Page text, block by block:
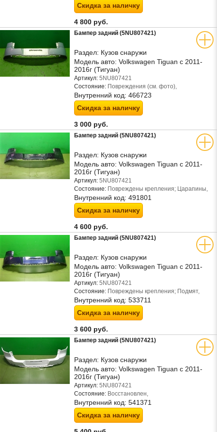
Скидка за наличку
4 800 руб.
Бампер задний (5NU807421)
Раздел: Кузов снаружи
Модель авто: Volkswagen Tiguan с 2011-
2016г (Тигуан)
Артикул: 5NU807421
Состояние: Повреждения (см. фото),
Внутренний код: 466723
Скидка за наличку
3 000 руб.
Бампер задний (5NU807421)
Раздел: Кузов снаружи
Модель авто: Volkswagen Tiguan с 2011-
2016г (Тигуан)
Артикул: 5NU807421
Состояние: Повреждены крепления; Царапины,
Внутренний код: 491801
Скидка за наличку
4 600 руб.
Бампер задний (5NU807421)
Раздел: Кузов снаружи
Модель авто: Volkswagen Tiguan с 2011-
2016г (Тигуан)
Артикул: 5NU807421
Состояние: Повреждены крепления; Подмят,
Внутренний код: 533711
Скидка за наличку
3 600 руб.
Бампер задний (5NU807421)
Раздел: Кузов снаружи
Модель авто: Volkswagen Tiguan с 2011-
2016г (Тигуан)
Артикул: 5NU807421
Состояние: Восстановлен,
Внутренний код: 541371
Скидка за наличку